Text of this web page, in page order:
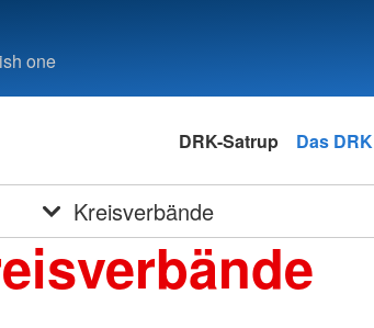
one
DRK-Satrup Das DRK
Kreisverbände